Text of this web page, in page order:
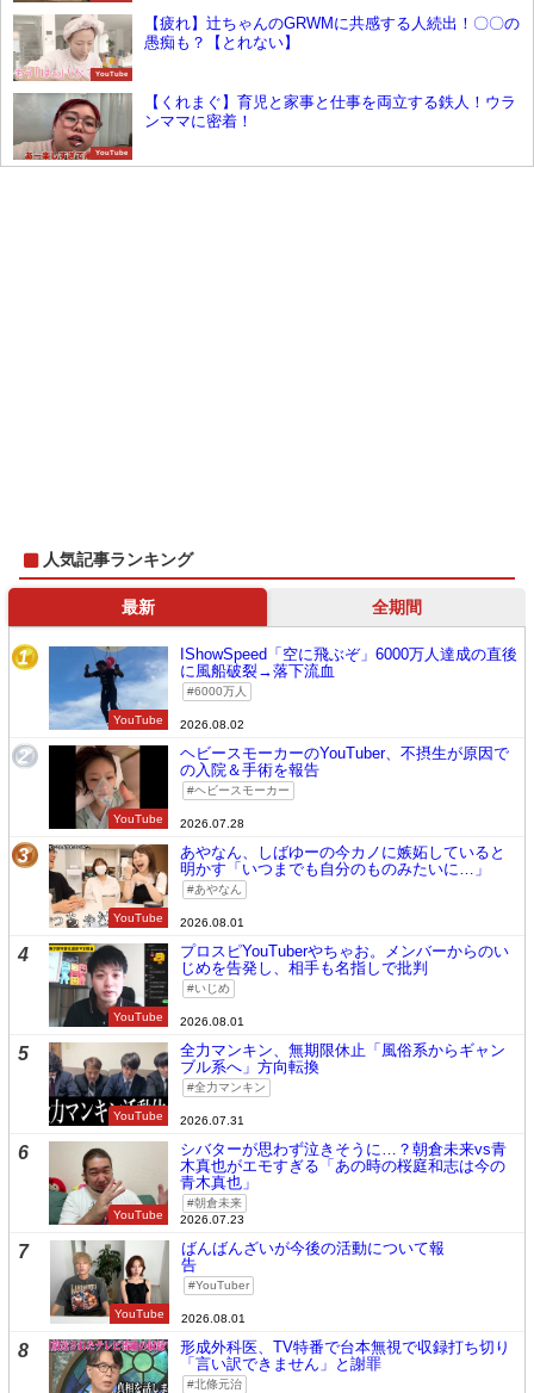
YouTube
【疲れ】辻ちゃんのGRWMに共感する人続出！〇〇の
愚痴も？【とれない】
YouTube
【くれまぐ】育児と家事と仕事を両立する鉄人！ウラ
ンママに密着！
人気記事ランキング
最新 全期間
1
YouTube
IShowSpeed「空に飛ぶぞ」6000万人達成の直後
に風船破裂→落下流血
6000万人
2026.08.02
2
YouTube
ヘビースモーカーのYouTuber、不摂生が原因で
の入院＆手術を報告
ヘビースモーカー
2026.07.28
3
YouTube
あやなん、しばゆーの今カノに嫉妬していると
明かす「いつまでも自分のものみたいに…」
あやなん
2026.08.01
4
YouTube
プロスピYouTuberやちゃお。メンバーからのい
じめを告発し、相手も名指しで批判
いじめ
2026.08.01
5
YouTube
全力マンキン、無期限休止「風俗系からギャン
ブル系へ」方向転換
全力マンキン
2026.07.31
6
YouTube
シバターが思わず泣きそうに…？朝倉未来vs青
木真也がエモすぎる「あの時の桜庭和志は今の
青木真也」
朝倉未来
2026.07.23
7
YouTube
ばんばんざいが今後の活動について報
告
YouTuber
2026.08.01
8
形成外科医、TV特番で台本無視で収録打ち切り
「言い訳できません」と謝罪
北條元治